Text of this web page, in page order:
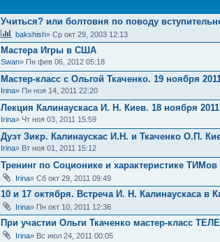
Учиться? или болтовня по поводу
bakshish» Ср окт 29, 2003 12:13
Мастера Игры в США
Swan» Пн фев 06, 2012 05:18
Мастер-класс с Ольгой Ткаченко. 19 ноября
Irina» Пн ноя 14, 2011 22:20
Лекция Калинаускаса И. Н. Киев. 18 ноября 2011
Irina» Чт ноя 03, 2011 15:59
Дуэт Зикр. Калинаускас И.Н. и Ткаченко О.П.
Irina» Вт ноя 01, 2011 15:12
Тренинг по Соционике и характеристике
Irina» Сб окт 29, 2011 09:49
10 и 17 октября. Встреча И. Н. Калинаускаса в
Irina» Пн окт 10, 2011 12:36
При участии Ольги Ткаченко мастер-класс
Irina» Вс июл 24, 2011 00:05